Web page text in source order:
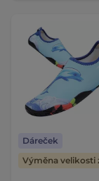
Dáreček